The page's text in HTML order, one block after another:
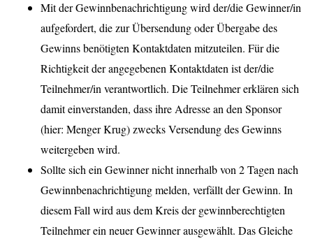
Mit der Gewinnbenachrichtigung wird der/die Gewinner/in
aufgefordert, die zur Übersendung oder Übergabe des
Gewinns benötigten Kontaktdaten mitzuteilen. Für die
Richtigkeit der angegebenen Kontaktdaten ist der/die
Teilnehmer/in verantwortlich. Die Teilnehmer erklären sich
damit einverstanden, dass ihre Adresse an den Sponsor
(hier: Menger Krug) zwecks Versendung des Gewinns
weitergeben wird.
Sollte sich ein Gewinner nicht innerhalb von 2 Tagen nach
Gewinnbenachrichtigung melden, verfällt der Gewinn. In
diesem Fall wird aus dem Kreis der gewinnberechtigten
Teilnehmer ein neuer Gewinner ausgewählt. Das Gleiche